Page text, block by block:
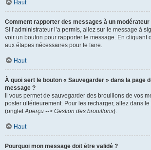
Haut
Comment rapporter des messages à un modérateur
Si l’administrateur l’a permis, allez sur le message à
voir un bouton pour rapporter le message. En cliquant
aux étapes nécessaires pour le faire.
Haut
À quoi sert le bouton « Sauvegarder » dans la page
message ?
Il vous permet de sauvegarder des brouillons de vos
poster ultérieurement. Pour les recharger, allez dans
(ongletAperçu --> Gestion des brouillons).
Haut
Pourquoi mon message doit être validé ?